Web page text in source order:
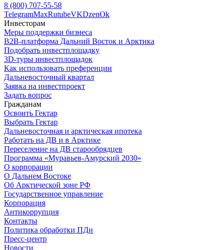
8 (800) 707-55-58
TelegramMaxRutubeVKDzenOk
Инвесторам
Меры поддержки бизнеса
B2B-платформа Дальний Восток и Арктика
Подобрать инвестплощадку
3D-туры инвестплощадок
Как использовать преференции
Дальневосточный квартал
Заявка на инвестпроект
Задать вопрос
Гражданам
Освоить Гектар
Выбрать Гектар
Дальневосточная и арктическая ипотека
Работать на ДВ и в Арктике
Переселение на ДВ старообрядцев
Программа «Муравьев-Амурский 2030»
О корпорации
О Дальнем Востоке
Об Арктической зоне РФ
Государственное управление
Корпорация
Антикоррупция
Контакты
Политика обработки ПДн
Пресс-центр
Новости